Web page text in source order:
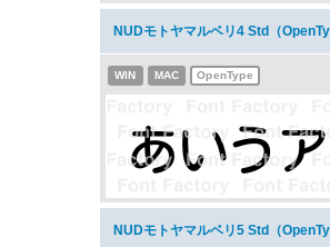
NUDモトヤマルベリ4 Std（
WIN MAC OpenType
NUDモトヤマルベリ5 Std（